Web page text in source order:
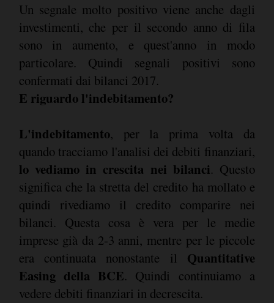
Un segnale molto positivo viene anche dagli
investimenti, che per il secondo anno di fila
sono in aumento, e quest'anno in modo
particolare. Quindi segnali positivi sono
confermati dai bilanci 2017.
E riguardo l'indebitamento?
L'indebitamento, per la prima volta da
quando tracciamo l'analisi dei debiti finanziari,
lo vediamo in crescita nei bilanci. Questo
significa che la stretta del credito ha mollato e
quindi rivediamo il credito comparire nei
bilanci. Questa cosa è vera per le medie
imprese già da 2-3 anni, mentre per le piccole
era continuata nonostante il Quantitative
Easing della BCE. Quindi continuiamo a
vedere debiti finanziari in decrescita.